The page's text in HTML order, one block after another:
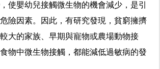
使嬰幼兒接觸微生物的機會減少，是引
險因素。因此，有研究發現，貧窮擁擠
大的家族、早期與寵物或農場動物接
物中微生物接觸，都能減低過敏病的發